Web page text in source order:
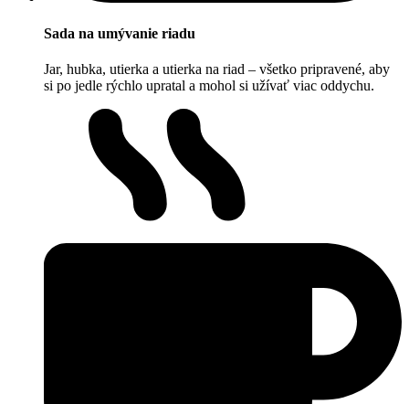
Sada na umývanie riadu
Jar, hubka, utierka a utierka na riad – všetko pripravené, aby
si po jedle rýchlo upratal a mohol si užívať viac oddychu.